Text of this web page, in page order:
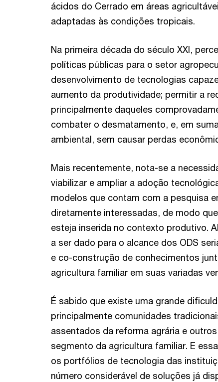
ácidos do Cerrado em áreas
adaptadas às condições tropicais.
Na primeira década do século XXI,
políticas públicas para o setor
desenvolvimento de tecnologias
aumento da produtividade; permitir a
principalmente daqueles
combater o desmatamento, e, em
ambiental, sem causar perdas
Mais recentemente, nota-se a
viabilizar e ampliar a adoção
modelos que contam com a pesquisa
diretamente interessadas, de modo
esteja inserida no contexto produtivo.
a ser dado para o alcance dos ODS
e co-construção de conhecimentos
agricultura familiar em suas variadas
É sabido que existe uma grande
principalmente comunidades
assentados da reforma agrária e
segmento da agricultura familiar. E
os portfólios de tecnologia das
número considerável de soluções já